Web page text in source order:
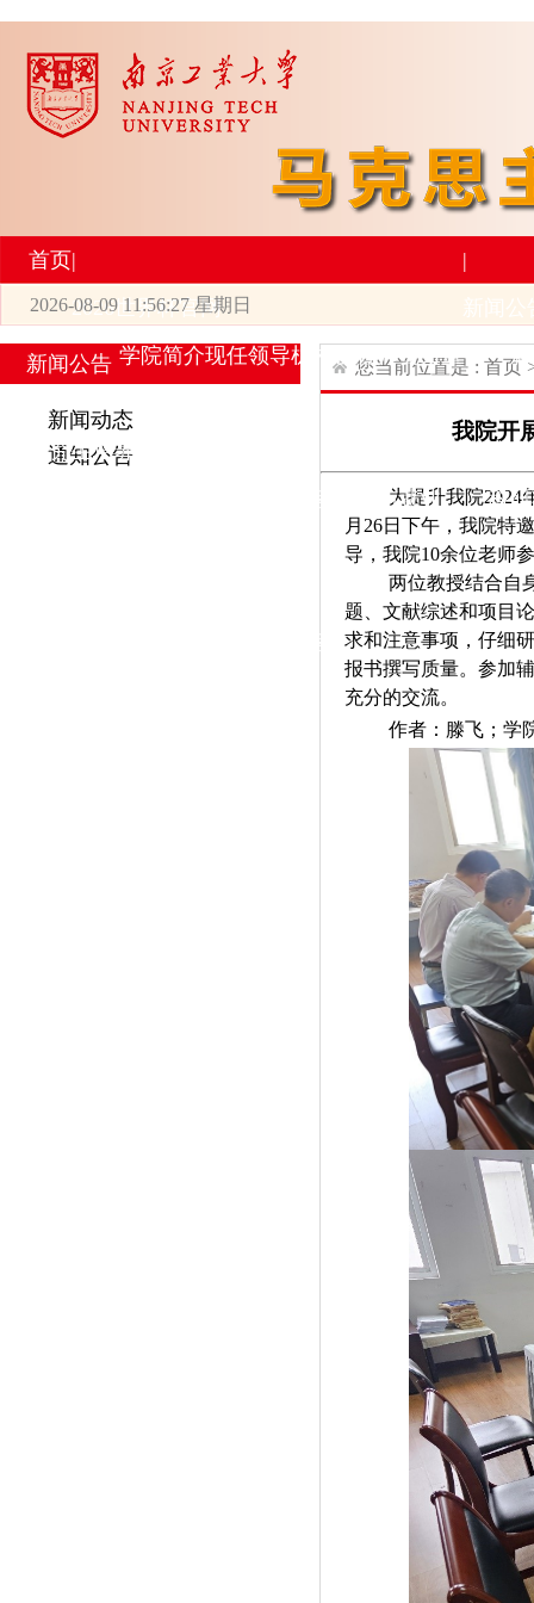
首页|
2026世界杯官网
学院简介现任领导机构设置师资力量
|
研究生培养
学生活动 招生与就业
科
工会活动
2026-08-09 11:56:27 星期日
新闻公告
新闻动态
通知公告
您当前位置是 : 首页
我院开
为提升我院2024
月26日下午，我院特
导，我院10余位老师
两位教授结合自
题、文献综述和项目
求和注意事项，仔细
报书撰写质量。参加
充分的交流。
作者：滕飞；学